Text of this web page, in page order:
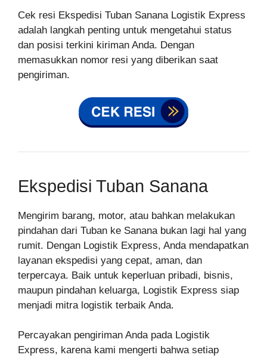
Cek resi Ekspedisi Tuban Sanana Logistik Express
adalah langkah penting untuk mengetahui status
dan posisi terkini kiriman Anda. Dengan
memasukkan nomor resi yang diberikan saat
pengiriman.
Ekspedisi Tuban Sanana
Mengirim barang, motor, atau bahkan melakukan
pindahan dari Tuban ke Sanana bukan lagi hal yang
rumit. Dengan Logistik Express, Anda mendapatkan
layanan ekspedisi yang cepat, aman, dan
terpercaya. Baik untuk keperluan pribadi, bisnis,
maupun pindahan keluarga, Logistik Express siap
menjadi mitra logistik terbaik Anda.
Percayakan pengiriman Anda pada Logistik
Express, karena kami mengerti bahwa setiap